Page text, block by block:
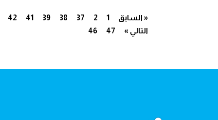
« السابق 1
2
37
38
39
41
42
46
47 التالي »